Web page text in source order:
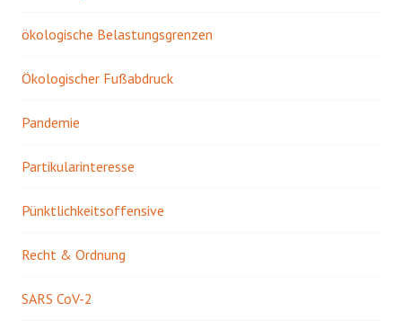
ökologische Belastungsgrenzen
Ökologischer Fußabdruck
Pandemie
Partikularinteresse
Pünktlichkeitsoffensive
Recht & Ordnung
SARS CoV-2